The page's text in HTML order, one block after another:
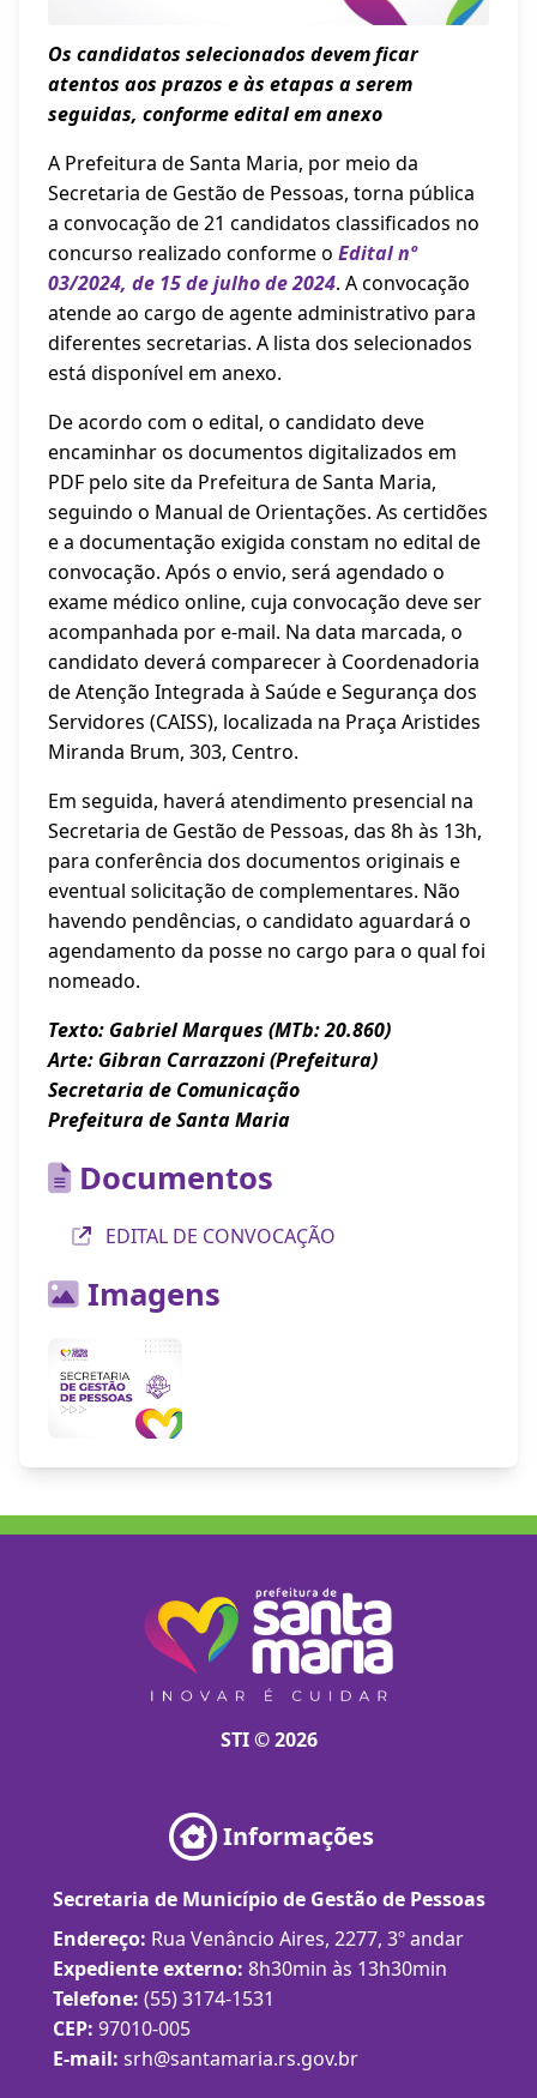
Os candidatos selecionados devem ficar
atentos aos prazos e às etapas a serem
seguidas, conforme edital em anexo
A Prefeitura de Santa Maria, por meio da
Secretaria de Gestão de Pessoas, torna pública
a convocação de 21 candidatos classificados no
concurso realizado conforme o Edital nº
03/2024, de 15 de julho de 2024. A convocação
atende ao cargo de agente administrativo para
diferentes secretarias. A lista dos selecionados
está disponível em anexo.
De acordo com o edital, o candidato deve
encaminhar os documentos digitalizados em
PDF pelo site da Prefeitura de Santa Maria,
seguindo o Manual de Orientações. As certidões
e a documentação exigida constam no edital de
convocação. Após o envio, será agendado o
exame médico online, cuja convocação deve ser
acompanhada por e-mail. Na data marcada, o
candidato deverá comparecer à Coordenadoria
de Atenção Integrada à Saúde e Segurança dos
Servidores (CAISS), localizada na Praça Aristides
Miranda Brum, 303, Centro.
Em seguida, haverá atendimento presencial na
Secretaria de Gestão de Pessoas, das 8h às 13h,
para conferência dos documentos originais e
eventual solicitação de complementares. Não
havendo pendências, o candidato aguardará o
agendamento da posse no cargo para o qual foi
nomeado.
Texto: Gabriel Marques (MTb: 20.860)
Arte: Gibran Carrazzoni (Prefeitura)
Secretaria de Comunicação
Prefeitura de Santa Maria
Documentos
EDITAL DE CONVOCAÇÃO
Imagens
STI © 2026
Informações
Secretaria de Município de Gestão de Pessoas
Endereço: Rua Venâncio Aires, 2277, 3º andar
Expediente externo: 8h30min às 13h30min
Telefone: (55) 3174-1531
CEP: 97010-005
E-mail: srh@santamaria.rs.gov.br